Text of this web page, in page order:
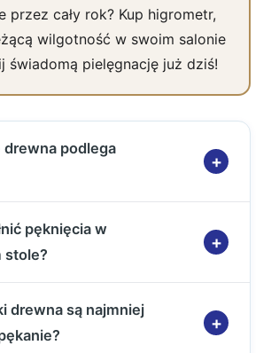
przez cały rok? Kup higrometr,
wilgotność w swoim salonie
świadomą pielęgnację już dziś!
drewna podlega
pęknięcia w
stole?
drewna są najmniej